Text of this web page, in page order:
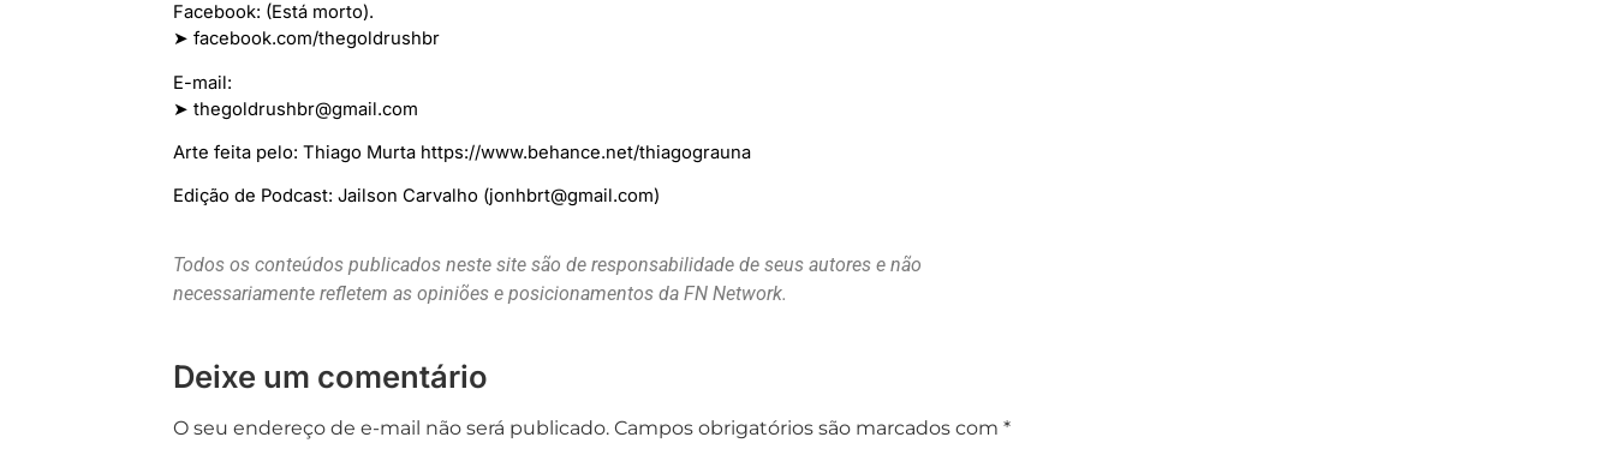
Facebook: (Está morto).
➤ facebook.com/thegoldrushbr
E-mail:
➤ thegoldrushbr@gmail.com
Arte feita pelo: Thiago Murta https://www.behance.net/thiagograuna
Edição de Podcast: Jailson Carvalho (jonhbrt@gmail.com)
Todos os conteúdos publicados neste site são de responsabilidade de seus autores e não
necessariamente refletem as opiniões e posicionamentos da FN Network.
Deixe um comentário
O seu endereço de e-mail não será publicado. Campos obrigatórios são marcados com*